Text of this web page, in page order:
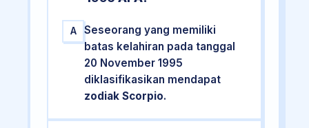
A
Seseorang yang memiliki
batas kelahiran pada tanggal
20 November 1995
diklasifikasikan mendapat
zodiak Scorpio.